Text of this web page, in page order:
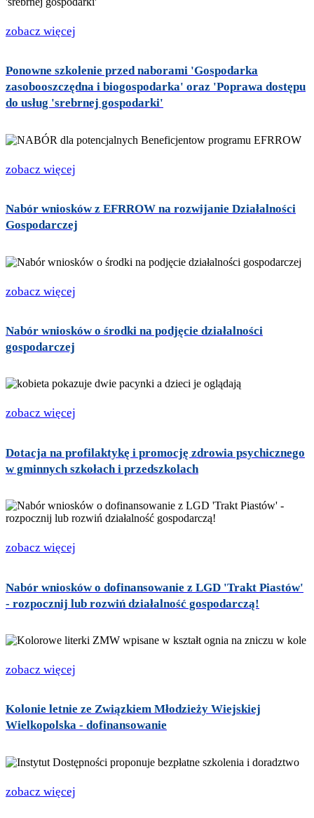
zobacz więcej
Ponowne szkolenie przed naborami 'Gospodarka
zasobooszczędna i biogospodarka' oraz 'Poprawa dostępu
do usług 'srebrnej gospodarki'
zobacz więcej
Nabór wniosków z EFRROW na rozwijanie Działalności
Gospodarczej
zobacz więcej
Nabór wniosków o środki na podjęcie działalności
gospodarczej
zobacz więcej
Dotacja na profilaktykę i promocję zdrowia psychicznego
w gminnych szkołach i przedszkolach
zobacz więcej
Nabór wniosków o dofinansowanie z LGD 'Trakt Piastów'
- rozpocznij lub rozwiń działalność gospodarczą!
zobacz więcej
Kolonie letnie ze Związkiem Młodzieży Wiejskiej
Wielkopolska - dofinansowanie
zobacz więcej